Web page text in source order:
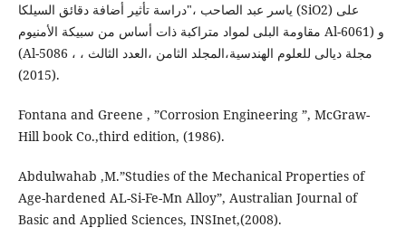
ياسر عبد الصاحب ،"دراسة تأثير أضافة دقائق السيلكا (SiO2) على
مقاومة البلى لمواد متراكبة ذات أساس من سبيكة الأمنيوم Al-6061) و
(Al-5086 ، مجلة ديالى للعلوم الهندسية،المجلد الثامن ،العدد الثالث ،
(2015).
Fontana and Greene , ”Corrosion Engineering ”, McGraw-
Hill book Co.,third edition, (1986).
Abdulwahab ,M.”Studies of the Mechanical Properties of
Age-hardened AL-Si-Fe-Mn Alloy”, Australian Journal of
Basic and Applied Sciences, INSInet,(2008).